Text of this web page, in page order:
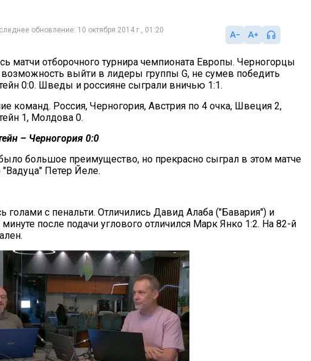
обновление: 10 октября 2014 г., 01:20
матчи отборочного турнира чемпионата Европы. Черногорцы
возможность выйти в лидеры группы G, не сумев победить
0:0. Шведы и россияне сыграли вничью 1:1.
команд. Россия, Черногория, Австрия по 4 очка, Швеция 2,
1, Молдова 0.
– Черногория 0:0
большое преимущество, но прекрасно сыграл в этом матче
"Вадуца" Петер Йеле.
с пенальти. Отличились Давид Алаба ("Бавария") и
после подачи углового отличился Марк Янко 1:2. На 82-й